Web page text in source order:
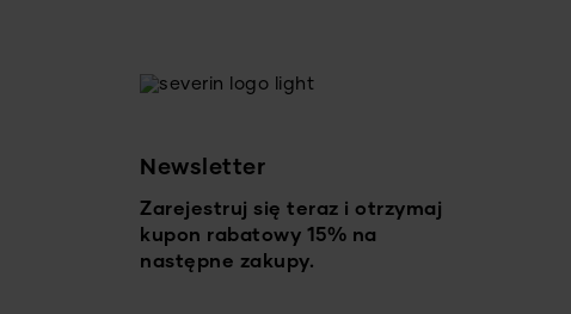
Newsletter
Zarejestruj się teraz i otrzymaj
kupon rabatowy 15% na
następne zakupy.